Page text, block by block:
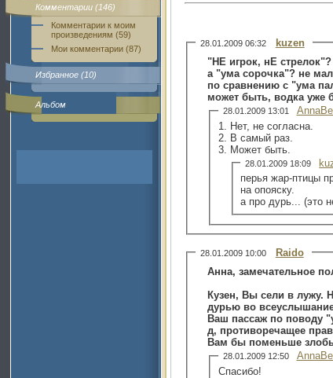
Комментарии (146)
Комментарии к моим
произведениям (59)
Мои комментарии (87)
Избранное (10)
Альбом
28.01.2009 06:32
kuzen
"НЕ игрок, нЕ
а "ума
по сравнению с "ума
может быть, водка уже
28.01.2009 13:01
1. Нет, не согласна.
2. В самый раз.
3. Может быть.
28.01.2009 18:09
перья жар-птицы
на опояску.
а про дурь... (это
28.01.2009 10:00
Raido
Анна, замечательное
Кузен, Вы сели в лужу.
дурью во
Ваш пассаж по поводу
д, противоречащее
Вам бы поменьше
28.01.2009 12:50
Спасибо!